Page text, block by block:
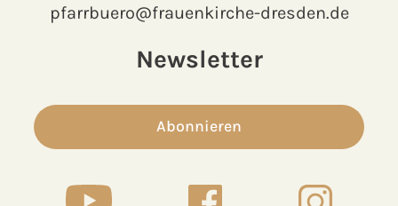
pfarrbuero@frauenkirche-dresden.de
Newsletter
Abonnieren